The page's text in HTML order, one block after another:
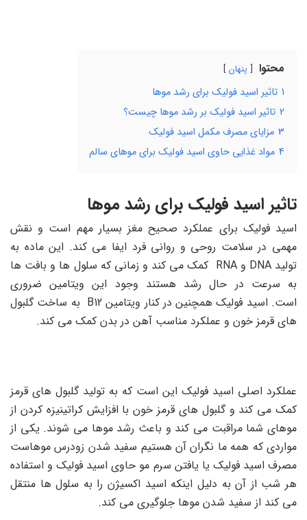
محتوا پنهان
1 تاثیر اسید فولیک برای رشد موها
2 تاثیر اسید فولیک بر رشد موها چیست؟
3 مزایای مصرف مکمل اسید فولیک
4 مواد غذایی حاوی اسید فولیک برای موهای سالم
تاثیر اسید فولیک برای رشد موها
اسید فولیک برای عملکرد صحیح مغز بسیار مهم است و نقش
مهمی در سلامت روحی و روانی فرد ایفا می کند. این ماده به
تولید DNA و RNA کمک می کند و زمانی که سلول ها و بافت ها
به سرعت در حال رشد هستند وجود این ویتامین ضروری
است. اسید فولیک همچنین در کنار ویتامین B12 به ساخت گلبول
های قرمز خون و عملکرد مناسب آهن در بدن کمک می کند.
عملکرد اصلی اسید فولیک این است که به تولید گلبول های قرمز
کمک می کند و گلبول های قرمز خون با افزایش کراتینیزه کردن از
موهای شما مراقبت می کند و باعث رشد موها می شوند. یکی از
مواردی که همه ما نگران آن هستیم سفید شدن زودرس موهاست
مصرف اسید فولیک یا یافتن سرم مو حاوی اسید فولیک و استفاده
هر شب از آن به دلیل اینکه اسید اکسیژن را به سلول ها منتقل
می کند از سفید شدن موها جلوگیری می کند.